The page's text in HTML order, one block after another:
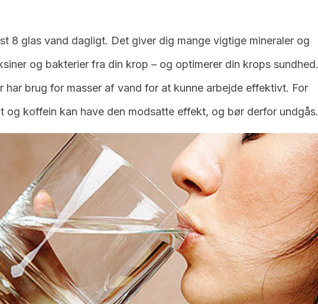
8 glas vand dagligt. Det giver dig mange vigtige mineraler og
og bakterier fra din krop – og optimerer din krops sundhed.
har brug for masser af vand for at kunne arbejde effektivt. For
og koffein kan have den modsatte effekt, og bør derfor undgås.